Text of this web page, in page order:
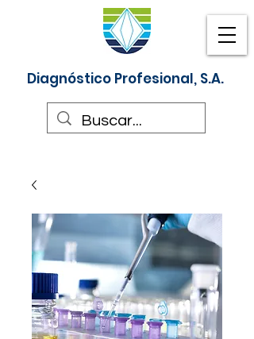
Diagnóstico Profesional, S.A.